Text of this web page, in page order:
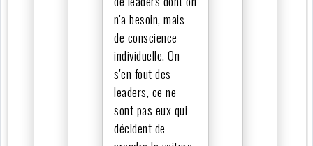
n'a besoin, mais
de conscience
individuelle. On
s'en fout des
leaders, ce ne
sont pas eux qui
décident de